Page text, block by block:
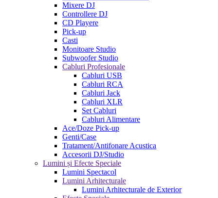
Mixere DJ
Controllere DJ
CD Playere
Pick-up
Casti
Monitoare Studio
Subwoofer Studio
Cabluri Profesionale
Cabluri USB
Cabluri RCA
Cabluri Jack
Cabluri XLR
Set Cabluri
Cabluri Alimentare
Ace/Doze Pick-up
Genti/Case
Tratament/Antifonare Acustica
Accesorii DJ/Studio
Lumini și Efecte Speciale
Lumini Spectacol
Lumini Arhitecturale
Lumini Arhitecturale de Exterior